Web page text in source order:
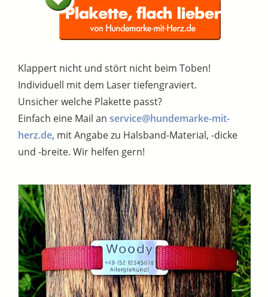
Klappert nicht und stört nicht beim Toben!
Individuell mit dem Laser tiefengraviert.
Unsicher welche Plakette passt?
Einfach eine Mail an service@hundemarke-mit-
herz.de, mit Angabe zu Halsband-Material, -dicke
und -breite. Wir helfen gern!